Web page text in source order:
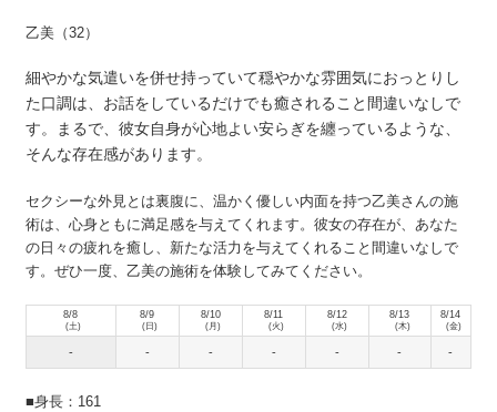
乙美（32）
細やかな気遣いを併せ持っていて穏やかな雰囲気におっとりし
た口調は、お話をしているだけでも癒されること間違いなしで
す。まるで、彼女自身が心地よい安らぎを纏っているような、
そんな存在感があります。
セクシーな外見とは裏腹に、温かく優しい内面を持つ乙美さんの施
術は、心身ともに満足感を与えてくれます。彼女の存在が、あなた
の日々の疲れを癒し、新たな活力を与えてくれること間違いなしで
す。ぜひ一度、乙美の施術を体験してみてください。
8/8
(土)
8/9
(日)
8/10
(月)
8/11
(火)
8/12
(水)
8/13
(木)
8/14
(金)
- - - - - - -
■身長：161